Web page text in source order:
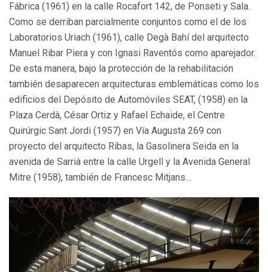
Fábrica (1961) en la calle Rocafort 142, de Ponseti y Sala.
Como se derriban parcialmente conjuntos como el de los
Laboratorios Uriach (1961), calle Degà Bahí del arquitecto
Manuel Ribar Piera y con Ignasi Raventós como aparejador.
De esta manera, bajo la protección de la rehabilitación
también desaparecen arquitecturas emblemáticas como los
edificios del Depósito de Automóviles SEAT, (1958) en la
Plaza Cerdà, César Ortiz y Rafael Echaide, el Centre
Quirúrgic Sant Jordi (1957) en Vía Augusta 269 con
proyecto del arquitecto Ribas, la Gasolinera Seida en la
avenida de Sarrià entre la calle Urgell y la Avenida General
Mitre (1958), también de Francesc Mitjans…